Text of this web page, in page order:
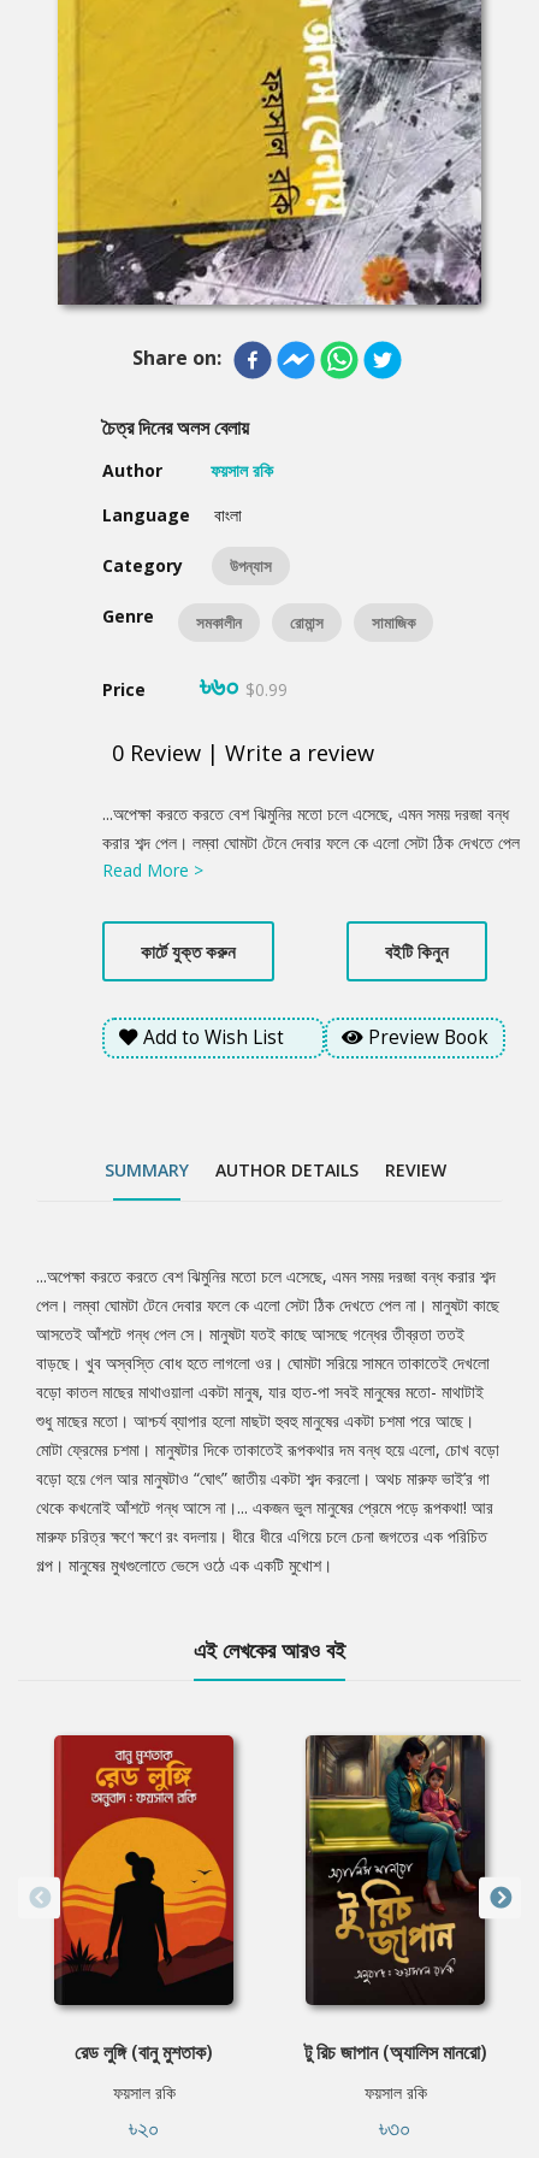
Share on:
চৈত্র দিনের অলস বেলায়
Author
ফয়সাল রকি
Language
বাংলা
Category উপন্যাস
Genre সমকালীন রোমান্স সামাজিক
Price ৳৬০ $0.99
0 Review | Write a review
Summery
...অপেক্ষা করতে করতে বেশ ঝিমুনির মতো চলে এসেছে, এমন সময় দরজা বন্ধ
করার শব্দ পেল। লম্বা ঘোমটা টেনে দেবার ফলে কে এলো সেটা ঠিক দেখতে পেল
না। মানুষটা কাছে আসতেই আঁশটে গন্ধ পেল সে। মানুষটা যতই কাছে আসছে
সরিয়ে সামনে তাকাতেই দেখলো বড়ো কাতল মাছের মাথাওয়ালা একটা মানুষ, যার
হাত-পা সবই মানুষের মতো- মাথাটাই শুধু মাছের মতো। আশ্চর্য ব্যাপার হলো
মাছটা হুবহু মানুষের একটা চশমা পরে আছে। মোটা ফ্রেমের চশমা। মানুষটার
দিকে তাকাতেই রূপকথার দম বন্ধ হয়ে এলো, চোখ বড়ো বড়ো হয়ে গেল আর
মানুষটাও “ঘোৎ” জাতীয় একটা শব্দ করলো। অথচ মারুফ ভাই’র গা থেকে
Read More >
কার্টে যুক্ত করুন বইটি কিনুন
Add to Wish List Preview Book
SUMMARY AUTHOR DETAILS REVIEW
Tab
Article
...অপেক্ষা করতে করতে বেশ ঝিমুনির মতো চলে এসেছে, এমন সময় দরজা বন্ধ করার শব্দ
পেল। লম্বা ঘোমটা টেনে দেবার ফলে কে এলো সেটা ঠিক দেখতে পেল না। মানুষটা কাছে
আসতেই আঁশটে গন্ধ পেল সে। মানুষটা যতই কাছে আসছে গন্ধের তীব্রতা ততই
বাড়ছে। খুব অস্বস্তি বোধ হতে লাগলো ওর। ঘোমটা সরিয়ে সামনে তাকাতেই দেখলো
বড়ো কাতল মাছের মাথাওয়ালা একটা মানুষ, যার হাত-পা সবই মানুষের মতো- মাথাটাই
শুধু মাছের মতো। আশ্চর্য ব্যাপার হলো মাছটা হুবহু মানুষের একটা চশমা পরে আছে।
মোটা ফ্রেমের চশমা। মানুষটার দিকে তাকাতেই রূপকথার দম বন্ধ হয়ে এলো, চোখ বড়ো
বড়ো হয়ে গেল আর মানুষটাও “ঘোৎ” জাতীয় একটা শব্দ করলো। অথচ মারুফ ভাই’র গা
থেকে কখনোই আঁশটে গন্ধ আসে না।... একজন ভুল মানুষের প্রেমে পড়ে রূপকথা! আর
মারুফ চরিত্র ক্ষণে ক্ষণে রং বদলায়। ধীরে ধীরে এগিয়ে চলে চেনা জগতের এক পরিচিত
গল্প। মানুষের মুখগুলোতে ভেসে ওঠে এক একটি মুখোশ।
এই লেখকের আরও বই
রেড লুঙ্গি (বানু মুশতাক)
ফয়সাল রকি
৳২০
টু রিচ জাপান (অ্যালিস মানরো)
ফয়সাল রকি
৳৩০